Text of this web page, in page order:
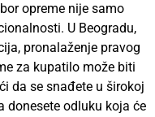
opreme nije samo
U Beogradu,
pronalaženje pravog
za kupatilo može biti
da se snađete u širokoj
donesete odluku koja će